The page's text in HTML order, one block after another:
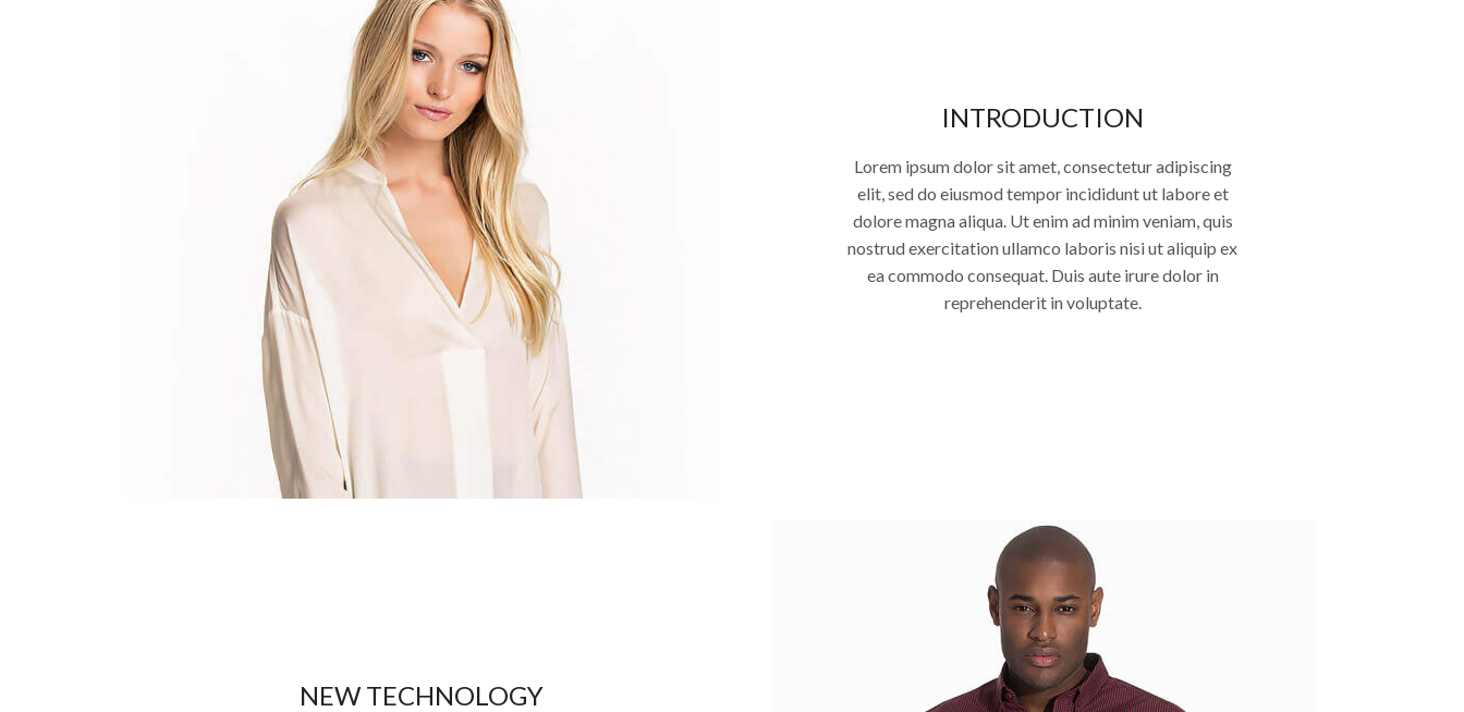
INTRODUCTION
Lorem ipsum dolor sit amet, consectetur adipiscing
elit, sed do eiusmod tempor incididunt ut labore et
dolore magna aliqua. Ut enim ad minim veniam, quis
nostrud exercitation ullamco laboris nisi ut aliquip ex
ea commodo consequat. Duis aute irure dolor in
reprehenderit in voluptate.
NEW TECHNOLOGY